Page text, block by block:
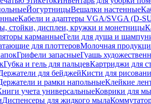
ЙогуртницыВешалки настенные
Кабели и адаптеры VGA/SVGA (D-
стойки, дисплеи, кружки и монетницы
карманныеГели для душа и
для плоттеровМолочная
Грифели запасныеГуашь
Губка и гель для пальцевКартриджи для
для бейджейКисти для
и рамки напольныеКлейкие
учета универсальныеКоврики для
Диспенсеры для жидкого мыла